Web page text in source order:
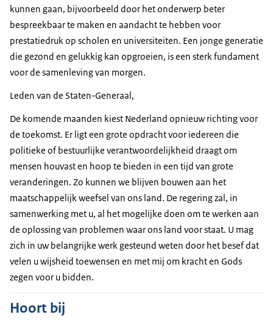
kunnen gaan, bijvoorbeeld door het onderwerp beter
bespreekbaar te maken en aandacht te hebben voor
prestatiedruk op scholen en universiteiten. Een jonge generatie
die gezond en gelukkig kan opgroeien, is een sterk fundament
voor de samenleving van morgen.
Leden van de Staten-Generaal,
De komende maanden kiest Nederland opnieuw richting voor
de toekomst. Er ligt een grote opdracht voor iedereen die
politieke of bestuurlijke verantwoordelijkheid draagt om
mensen houvast en hoop te bieden in een tijd van grote
veranderingen. Zo kunnen we blijven bouwen aan het
maatschappelijk weefsel van ons land. De regering zal, in
samenwerking met u, al het mogelijke doen om te werken aan
de oplossing van problemen waar ons land voor staat. U mag
zich in uw belangrijke werk gesteund weten door het besef dat
velen u wijsheid toewensen en met mij om kracht en Gods
zegen voor u bidden.
Hoort bij